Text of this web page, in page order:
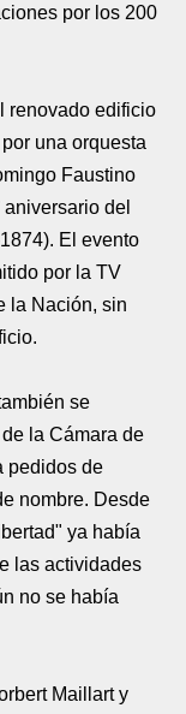
por los 200
renovado edificio
una orquesta
Faustino
del
El evento
por la TV
la Nación, sin
se
la Cámara de
pedidos de
nombre. Desde
ya había
las actividades
no se había
Maillart y